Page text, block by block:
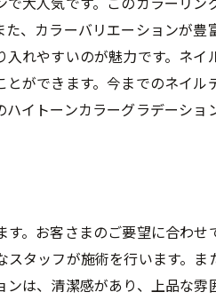
、カラーバリエーションが
れやすいのが魅力です。ネ
ができます。今までのネイ
イトーンカラーグラデーショ
。お客さまのご要望に合わ
タッフが施術を行います。
は、清潔感があり、上品な